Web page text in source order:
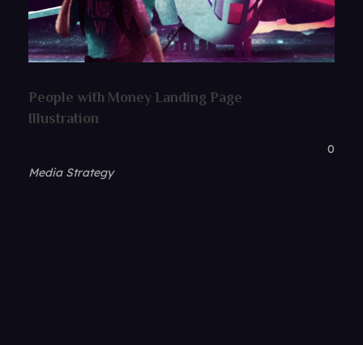
People with Money Landing Page
Illustration
0
Media Strategy